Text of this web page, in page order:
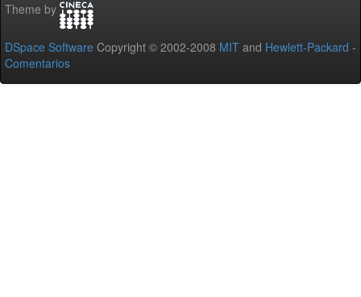
Theme by
DSpace Software Copyright © 2002-2008 MIT and Hewlett-Packard -
Comentarios